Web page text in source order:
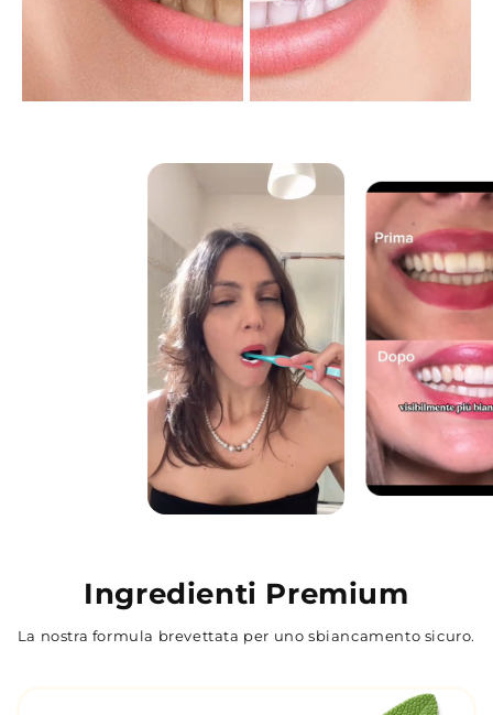
Ingredienti Premium
La nostra formula brevettata per uno sbiancamento sicuro.
molecole come la Salvina, flavonoidi,
acido carnosico, favorisce lo
sbiancamento naturale dei denti senza
intaccare lo smalto, oltre ad avere
attività antisettica e antibatterica
mantenimento dell’alito fresco